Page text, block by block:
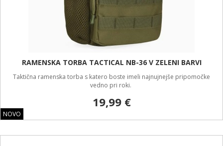
NOVO
RAMENSKA TORBA TACTICAL NB-36 V ZELENI BARVI
Taktična ramenska torba s katero boste imeli najnujnejše pripomočke
vedno pri roki.
19,99 €